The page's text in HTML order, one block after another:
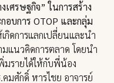
ศรษฐกิจ” ในการสร้าง
อบการ OTOP และกลุ่ม
กิดการแลกเปลี่ยนและนำ
แนวคิดการตลาด โดยนำ
มรายได้ให้กับพี่น้อง
มศักดิ์ หารไชย อาจารย์